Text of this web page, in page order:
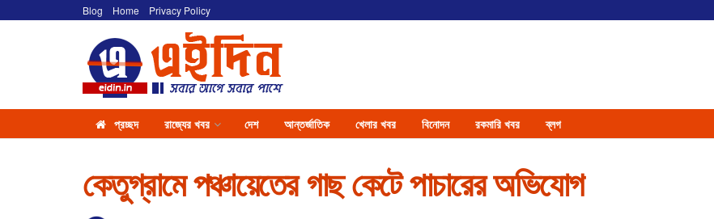
Blog Home Privacy Policy
প্রচ্ছদ রাজ্যের খবর দেশ আন্তর্জাতিক খেলার খবর বিনোদন রকমারি খবর ব্লগ
কেতুগ্রামে পঞ্চায়েতের গাছ কেটে পাচারের অভিযোগ